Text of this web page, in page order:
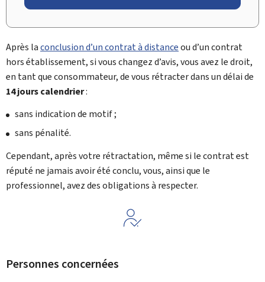
Après laconclusion d’un contrat à distanceou d’un contrat
hors établissement, si vous changez d’avis, vous avez le droit,
en tant que consommateur, de vous rétracter dans un délai de
14 jours calendrier:
sans indication de motif ;
sans pénalité.
Cependant, après votre rétractation, même si le contrat est
réputé ne jamais avoir été conclu, vous, ainsi que le
professionnel, avez des obligations à respecter.
Personnes concernées